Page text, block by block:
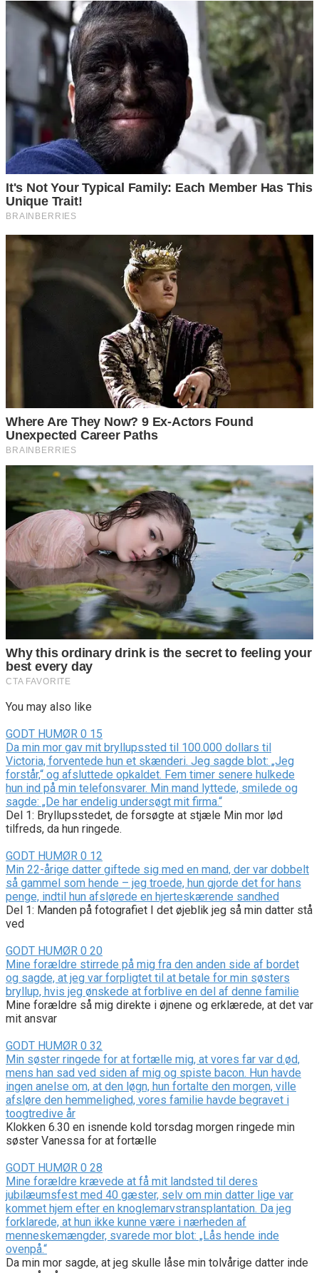
You may also like
GODT HUMØR 0 15
Da min mor gav mit bryllupssted til 100.000 dollars til
Victoria, forventede hun et skænderi. Jeg sagde blot: „Jeg
forstår,“ og afsluttede opkaldet. Fem timer senere hulkede
hun ind på min telefonsvarer. Min mand lyttede, smilede og
sagde: „De har endelig undersøgt mit firma.“
Del 1: Bryllupsstedet, de forsøgte at stjæle Min mor lød
tilfreds, da hun ringede.
GODT HUMØR 0 12
Min 22-årige datter giftede sig med en mand, der var dobbelt
så gammel som hende – jeg troede, hun gjorde det for hans
penge, indtil hun afslørede en hjerteskærende sandhed
Del 1: Manden på fotografiet I det øjeblik jeg så min datter stå
ved
GODT HUMØR 0 20
Mine forældre stirrede på mig fra den anden side af bordet
og sagde, at jeg var forpligtet til at betale for min søsters
bryllup, hvis jeg ønskede at forblive en del af denne familie
Mine forældre så mig direkte i øjnene og erklærede, at det var
mit ansvar
GODT HUMØR 0 32
Min søster ringede for at fortælle mig, at vores far var d.ød,
mens han sad ved siden af mig og spiste bacon. Hun havde
ingen anelse om, at den løgn, hun fortalte den morgen, ville
afsløre den hemmelighed, vores familie havde begravet i
toogtredive år
Klokken 6.30 en isnende kold torsdag morgen ringede min
søster Vanessa for at fortælle
GODT HUMØR 0 28
Mine forældre krævede at få mit landsted til deres
jubilæumsfest med 40 gæster, selv om min datter lige var
kommet hjem efter en knoglemarvstransplantation. Da jeg
forklarede, at hun ikke kunne være i nærheden af
menneskemængder, svarede mor blot: „Lås hende inde
ovenpå.“
Da min mor sagde, at jeg skulle låse min tolvårige datter inde